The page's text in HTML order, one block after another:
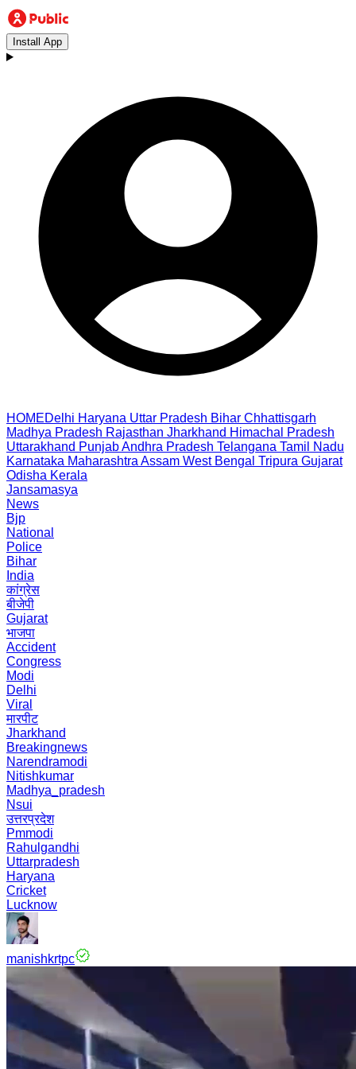
Install App
HOMEDelhi Haryana Uttar Pradesh Bihar Chhattisgarh
Madhya Pradesh Rajasthan Jharkhand Himachal Pradesh
Uttarakhand PunjabAndhra Pradesh Telangana Tamil Nadu
Karnataka Maharashtra Assam West Bengal Tripura Gujarat
Odisha Kerala
Jansamasya
News
Bjp
National
Police
Bihar
India
कांग्रेस
बीजेपी
Gujarat
भाजपा
Accident
Congress
Modi
Delhi
Viral
मारपीट
Jharkhand
Breakingnews
Narendramodi
Nitishkumar
Madhya_pradesh
Nsui
उत्तरप्रदेश
Pmmodi
Rahulgandhi
Uttarpradesh
Haryana
Cricket
Lucknow
manishkrtpc